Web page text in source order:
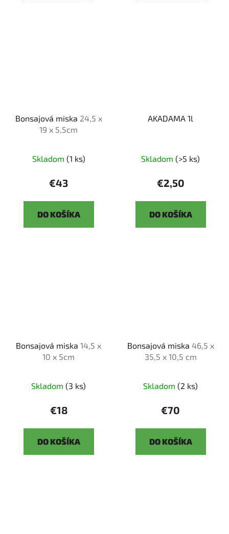
Bonsajová miska 24,5 x
19 x 5,5cm
Skladom (1 ks)
€43
DO KOŠÍKA
AKADAMA 1l
Skladom (>5 ks)
€2,50
DO KOŠÍKA
Bonsajová miska 14,5 x
10 x 5cm
Skladom (3 ks)
€18
DO KOŠÍKA
Bonsajová miska 46,5 x
35,5 x 10,5 cm
Skladom (2 ks)
€70
DO KOŠÍKA